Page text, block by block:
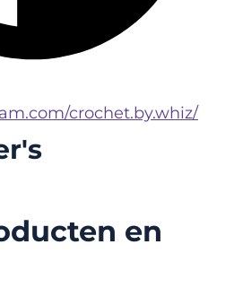
crochet.by.whiz/
en